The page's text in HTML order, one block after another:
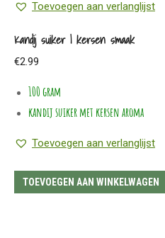
Toevoegen aan verlanglijst
Kandij suiker | kersen smaak
€2.99
100 gram
kandij suiker met kersen aroma
Toevoegen aan verlanglijst
TOEVOEGEN AAN WINKELWAGEN